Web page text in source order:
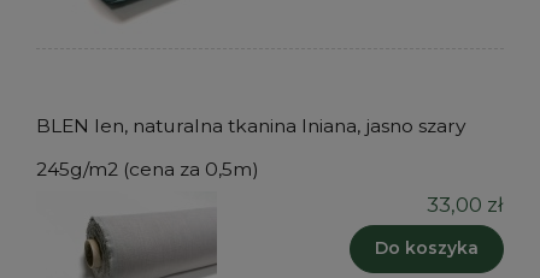
BLEN len, naturalna tkanina lniana, jasno szary
245g/m2 (cena za 0,5m)
33,00 zł
Do koszyka